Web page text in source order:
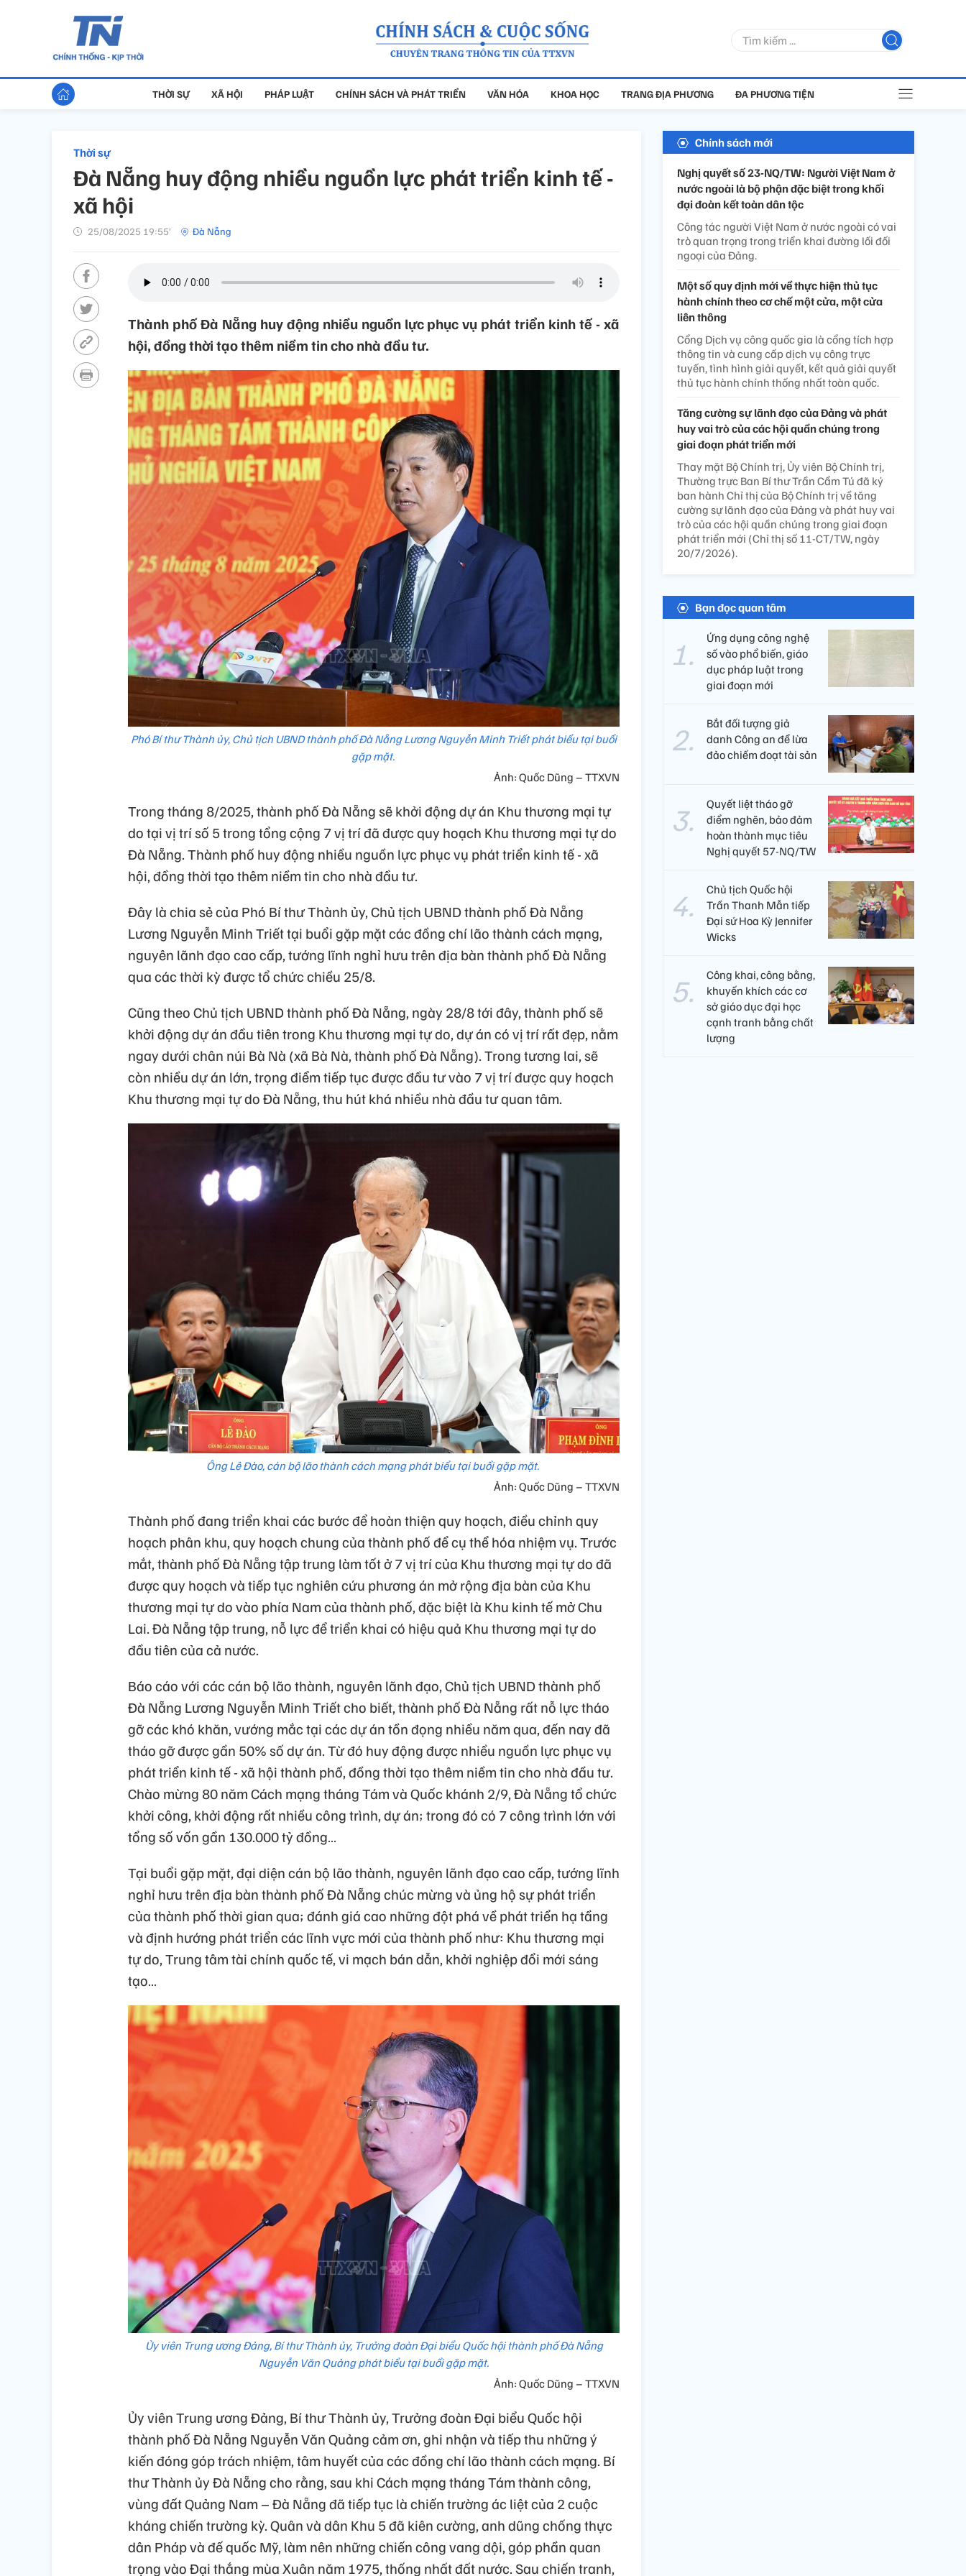
THỜI SỰ XÃ HỘI PHÁP LUẬT CHÍNH SÁCH VÀ PHÁT TRIỂN VĂN HÓA KHOA HỌC TRANG ĐỊA PHƯƠNG ĐA PHƯƠNG TIỆN
Thời sự
Đà Nẵng huy động nhiều nguồn lực phát triển kinh tế -
xã hội
25/08/2025 19:55’ Đà Nẵng
Thành phố Đà Nẵng huy động nhiều nguồn lực phục vụ phát triển kinh tế - xã
hội, đồng thời tạo thêm niềm tin cho nhà đầu tư.
Phó Bí thư Thành ủy, Chủ tịch UBND thành phố Đà Nẵng Lương Nguyễn Minh Triết phát biểu tại buổi
gặp mặt.
Ảnh: Quốc Dũng – TTXVN
Trong tháng 8/2025, thành phố Đà Nẵng sẽ khởi động dự án Khu thương mại tự
do tại vị trí số 5 trong tổng cộng 7 vị trí đã được quy hoạch Khu thương mại tự do
Đà Nẵng. Thành phố huy động nhiều nguồn lực phục vụ phát triển kinh tế - xã
hội, đồng thời tạo thêm niềm tin cho nhà đầu tư.
Đây là chia sẻ của Phó Bí thư Thành ủy, Chủ tịch UBND thành phố Đà Nẵng
Lương Nguyễn Minh Triết tại buổi gặp mặt các đồng chí lão thành cách mạng,
nguyên lãnh đạo cao cấp, tướng lĩnh nghỉ hưu trên địa bàn thành phố Đà Nẵng
qua các thời kỳ được tổ chức chiều 25/8.
Cũng theo Chủ tịch UBND thành phố Đà Nẵng, ngày 28/8 tới đây, thành phố sẽ
khởi động dự án đầu tiên trong Khu thương mại tự do, dự án có vị trí rất đẹp, nằm
ngay dưới chân núi Bà Nà (xã Bà Nà, thành phố Đà Nẵng). Trong tương lai, sẽ
còn nhiều dự án lớn, trọng điểm tiếp tục được đầu tư vào 7 vị trí được quy hoạch
Khu thương mại tự do Đà Nẵng, thu hút khá nhiều nhà đầu tư quan tâm.
Ông Lê Đào, cán bộ lão thành cách mạng phát biểu tại buổi gặp mặt.
Ảnh: Quốc Dũng – TTXVN
Thành phố đang triển khai các bước để hoàn thiện quy hoạch, điều chỉnh quy
hoạch phân khu, quy hoạch chung của thành phố để cụ thể hóa nhiệm vụ. Trước
mắt, thành phố Đà Nẵng tập trung làm tốt ở 7 vị trí của Khu thương mại tự do đã
được quy hoạch và tiếp tục nghiên cứu phương án mở rộng địa bàn của Khu
thương mại tự do vào phía Nam của thành phố, đặc biệt là Khu kinh tế mở Chu
Lai. Đà Nẵng tập trung, nỗ lực để triển khai có hiệu quả Khu thương mại tự do
đầu tiên của cả nước.
Báo cáo với các cán bộ lão thành, nguyên lãnh đạo, Chủ tịch UBND thành phố
Đà Nẵng Lương Nguyễn Minh Triết cho biết, thành phố Đà Nẵng rất nỗ lực tháo
gỡ các khó khăn, vướng mắc tại các dự án tồn đọng nhiều năm qua, đến nay đã
tháo gỡ được gần 50% số dự án. Từ đó huy động được nhiều nguồn lực phục vụ
phát triển kinh tế - xã hội thành phố, đồng thời tạo thêm niềm tin cho nhà đầu tư.
Chào mừng 80 năm Cách mạng tháng Tám và Quốc khánh 2/9, Đà Nẵng tổ chức
khởi công, khởi động rất nhiều công trình, dự án; trong đó có 7 công trình lớn với
tổng số vốn gần 130.000 tỷ đồng…
Tại buổi gặp mặt, đại diện cán bộ lão thành, nguyên lãnh đạo cao cấp, tướng lĩnh
nghỉ hưu trên địa bàn thành phố Đà Nẵng chúc mừng và ủng hộ sự phát triển
của thành phố thời gian qua; đánh giá cao những đột phá về phát triển hạ tầng
và định hướng phát triển các lĩnh vực mới của thành phố như: Khu thương mại
tự do, Trung tâm tài chính quốc tế, vi mạch bán dẫn, khởi nghiệp đổi mới sáng
tạo…
Ủy viên Trung ương Đảng, Bí thư Thành ủy, Trưởng đoàn Đại biểu Quốc hội thành phố Đà Nẵng
Nguyễn Văn Quảng phát biểu tại buổi gặp mặt.
Ảnh: Quốc Dũng – TTXVN
Ủy viên Trung ương Đảng, Bí thư Thành ủy, Trưởng đoàn Đại biểu Quốc hội
thành phố Đà Nẵng Nguyễn Văn Quảng cảm ơn, ghi nhận và tiếp thu những ý
kiến đóng góp trách nhiệm, tâm huyết của các đồng chí lão thành cách mạng. Bí
thư Thành ủy Đà Nẵng cho rằng, sau khi Cách mạng tháng Tám thành công,
vùng đất Quảng Nam – Đà Nẵng đã tiếp tục là chiến trường ác liệt của 2 cuộc
kháng chiến trường kỳ. Quân và dân Khu 5 đã kiên cường, anh dũng chống thực
dân Pháp và đế quốc Mỹ, làm nên những chiến công vang dội, góp phần quan
trọng vào Đại thắng mùa Xuân năm 1975, thống nhất đất nước. Sau chiến tranh,
Chính sách mới
Nghị quyết số 23-NQ/TW: Người Việt Nam ở
nước ngoài là bộ phận đặc biệt trong khối
đại đoàn kết toàn dân tộc
Công tác người Việt Nam ở nước ngoài có vai
trò quan trọng trong triển khai đường lối đối
ngoại của Đảng.
Một số quy định mới về thực hiện thủ tục
hành chính theo cơ chế một cửa, một cửa
liên thông
Cổng Dịch vụ công quốc gia là cổng tích hợp
thông tin và cung cấp dịch vụ công trực
tuyến, tình hình giải quyết, kết quả giải quyết
thủ tục hành chính thống nhất toàn quốc.
Tăng cường sự lãnh đạo của Đảng và phát
huy vai trò của các hội quần chúng trong
giai đoạn phát triển mới
Thay mặt Bộ Chính trị, Ủy viên Bộ Chính trị,
Thường trực Ban Bí thư Trần Cẩm Tú đã ký
ban hành Chỉ thị của Bộ Chính trị về tăng
cường sự lãnh đạo của Đảng và phát huy vai
trò của các hội quần chúng trong giai đoạn
phát triển mới (Chỉ thị số 11-CT/TW, ngày
20/7/2026).
Bạn đọc quan tâm
Ứng dụng công nghệ
số vào phổ biến, giáo
dục pháp luật trong
giai đoạn mới
Bắt đối tượng giả
danh Công an để lừa
đảo chiếm đoạt tài sản
Quyết liệt tháo gỡ
điểm nghẽn, bảo đảm
hoàn thành mục tiêu
Nghị quyết 57-NQ/TW
Chủ tịch Quốc hội
Trần Thanh Mẫn tiếp
Đại sứ Hoa Kỳ Jennifer
Wicks
Công khai, công bằng,
khuyến khích các cơ
sở giáo dục đại học
cạnh tranh bằng chất
lượng​